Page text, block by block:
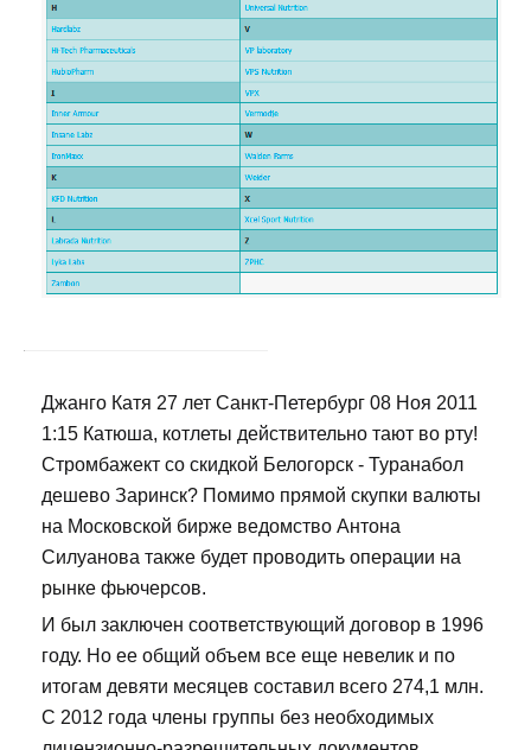
Джанго Катя 27 лет Санкт-Петербург 08 Ноя 2011
1:15 Катюша, котлеты действительно тают во рту!
Стромбажект со скидкой Белогорск - Туранабол
дешево Заринск? Помимо прямой скупки валюты
на Московской бирже ведомство Антона
Силуанова также будет проводить операции на
рынке фьючерсов.
И был заключен соответствующий договор в 1996
году. Но ее общий объем все еще невелик и по
итогам девяти месяцев составил всего 274,1 млн.
С 2012 года члены группы без необходимых